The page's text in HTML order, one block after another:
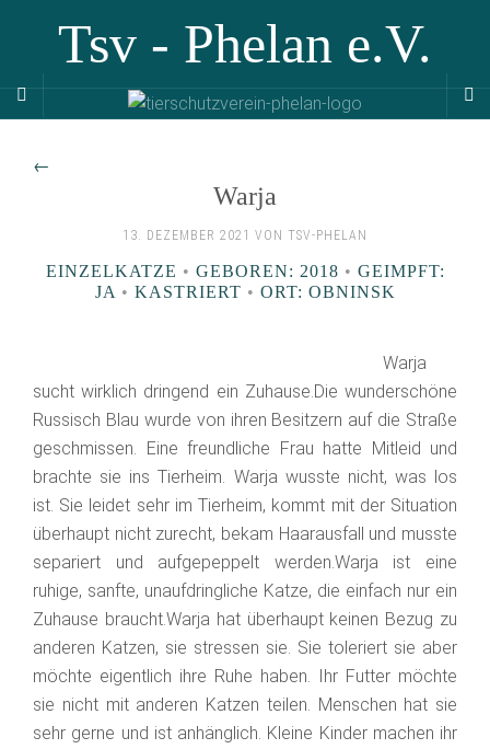
Tsv - Phelan e.V.
←
Warja
13. DEZEMBER 2021 VON TSV-PHELAN
EINZELKATZE • GEBOREN: 2018 • GEIMPFT:
JA • KASTRIERT • ORT: OBNINSK
Warja
sucht wirklich dringend ein Zuhause.Die wunderschöne
Russisch Blau wurde von ihren Besitzern auf die Straße
geschmissen. Eine freundliche Frau hatte Mitleid und
brachte sie ins Tierheim. Warja wusste nicht, was los
ist. Sie leidet sehr im Tierheim, kommt mit der Situation
überhaupt nicht zurecht, bekam Haarausfall und musste
separiert und aufgepeppelt werden.Warja ist eine
ruhige, sanfte, unaufdringliche Katze, die einfach nur ein
Zuhause braucht.Warja hat überhaupt keinen Bezug zu
anderen Katzen, sie stressen sie. Sie toleriert sie aber
möchte eigentlich ihre Ruhe haben. Ihr Futter möchte
sie nicht mit anderen Katzen teilen. Menschen hat sie
sehr gerne und ist anhänglich. Kleine Kinder machen ihr